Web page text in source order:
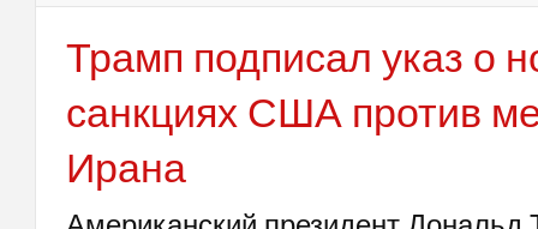
Трамп подписал указ о
санкциях США против
Ирана